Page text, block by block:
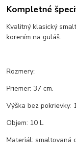
Kompletné
Kvalitný klasický
korením na guláš.
Rozmery:
Priemer: 37 cm.
Výška bez pokrievky:
Objem: 10 L.
Materiál: smaltovaná